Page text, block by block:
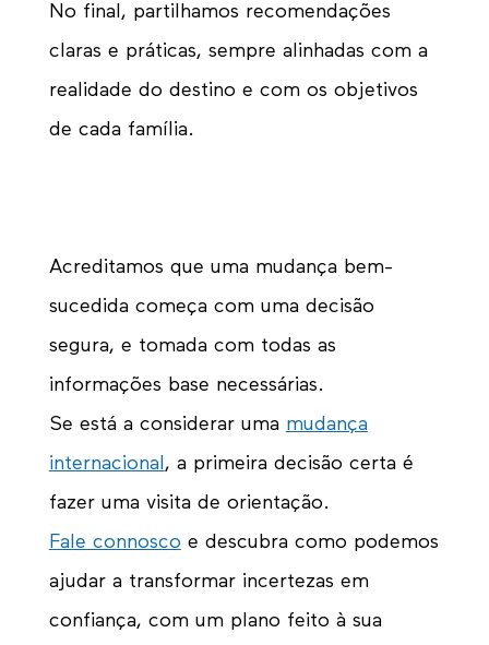
No final, partilhamos recomendações
claras e práticas, sempre alinhadas com a
realidade do destino e com os objetivos
de cada família.
Acreditamos que uma mudança bem-
sucedida começa com uma decisão
segura, e tomada com todas as
informações base necessárias.
Se está a considerar uma mudança
internacional, a primeira decisão certa é
fazer uma visita de orientação.
Fale connosco e descubra como podemos
ajudar a transformar incertezas em
confiança, com um plano feito à sua